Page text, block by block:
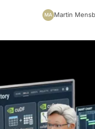
MA Martin